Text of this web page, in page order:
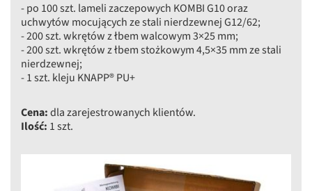
- po 100 szt. lameli zaczepowych KOMBI G10 oraz
uchwytów mocujących ze stali nierdzewnej G12/62;
- 200 szt. wkrętów z łbem walcowym 3×25 mm;
- 200 szt. wkrętów z łbem stożkowym 4,5×35 mm ze stali
nierdzewnej;
- 1 szt. kleju KNAPP® PU+
Cena:dla zarejestrowanych klientów.
Ilość: 1 szt.